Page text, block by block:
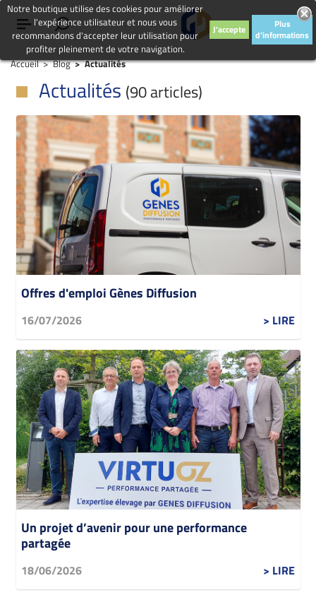
Accueil Blog Actualités
Actualités (90 articles)
Offres d'emploi Gènes Diffusion
16/07/2026 > LIRE
Un projet d’avenir pour une performance
partagée
18/06/2026 > LIRE
Notre boutique utilise des cookies pour améliorer
l'expérience utilisateur et nous vous
recommandons d'accepter leur utilisation pour
profiter pleinement de votre navigation.
J'accepte
Plus
d'informations